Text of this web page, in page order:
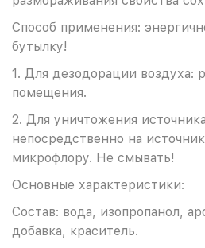
Способ применения:
бутылку!
1. Для дезодорации воздуха:
помещения.
2. Для уничтожения
непосредственно на
микрофлору. Не смывать!
Основные характеристики:
Состав: вода, изопропанол,
добавка, краситель.